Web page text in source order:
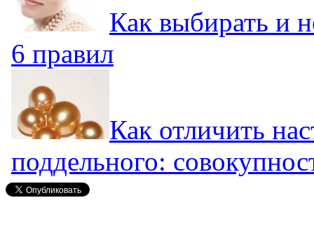
Как выбирать и
6 правил
Как отличить
поддельного: